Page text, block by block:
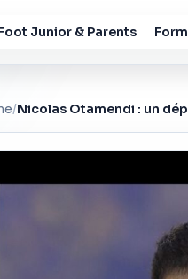
Junior & Parents
/Nicolas Otamendi : un